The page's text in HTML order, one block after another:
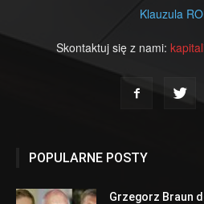
Klauzula
Skontaktuj się z nami:
POPULARNE POSTY
Grzegorz Braun